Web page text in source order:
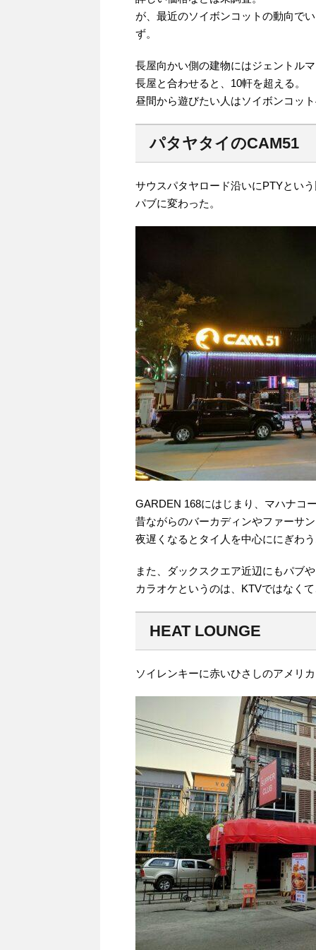
が、最近のソイボンコットの動向で
ず。
長屋向かい側の建物にはジェントル
長屋と合わせると、10軒を超える。
昼間から遊びたい人はソイボンコット
パタヤタイのCAM51
サウスパタヤロード沿いにPTYとい
パブに変わった。
GARDEN 168にはじまり、マハナコ
昔ながらのバーカディンやファーサ
夜遅くなるとタイ人を中心ににぎわう
また、ダックスクエア近辺にもパブ
カラオケというのは、KTVではなく
HEAT LOUNGE
ソイレンキーに赤いひさしのアメリ